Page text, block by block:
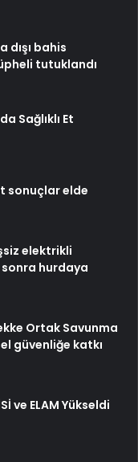
dışı bahis
tutuklandı
Sağlıklı Et
sonuçlar elde
elektrikli
hurdaya
Ortak Savunma
güvenliğe katkı
ve ELAM Yükseldi